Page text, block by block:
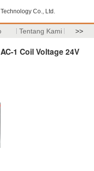
Co., Ltd.
Tentang Kami >>
1 Coil Voltage 24V